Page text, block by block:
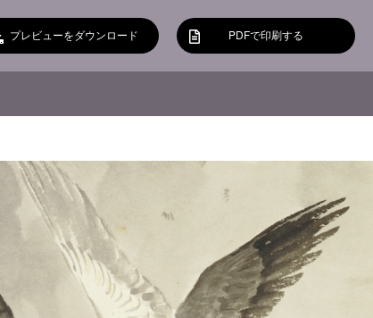
プレビューをダウンロード PDFで印刷する